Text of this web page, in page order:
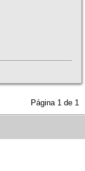
Página 1 de 1